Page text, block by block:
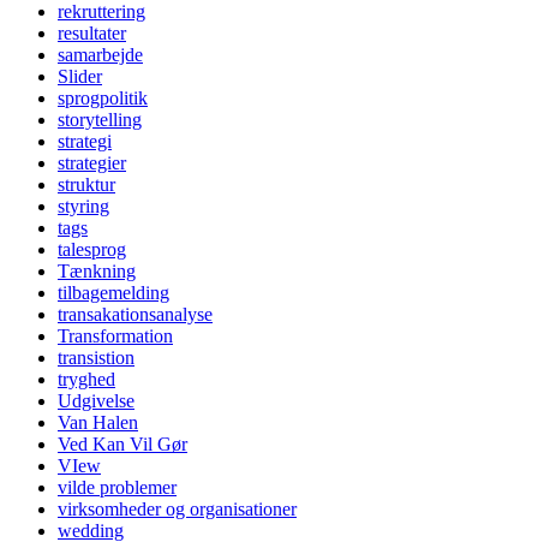
rekruttering
resultater
samarbejde
Slider
sprogpolitik
storytelling
strategi
strategier
struktur
styring
tags
talesprog
Tænkning
tilbagemelding
transakationsanalyse
Transformation
transistion
tryghed
Udgivelse
Van Halen
Ved Kan Vil Gør
VIew
vilde problemer
virksomheder og organisationer
wedding